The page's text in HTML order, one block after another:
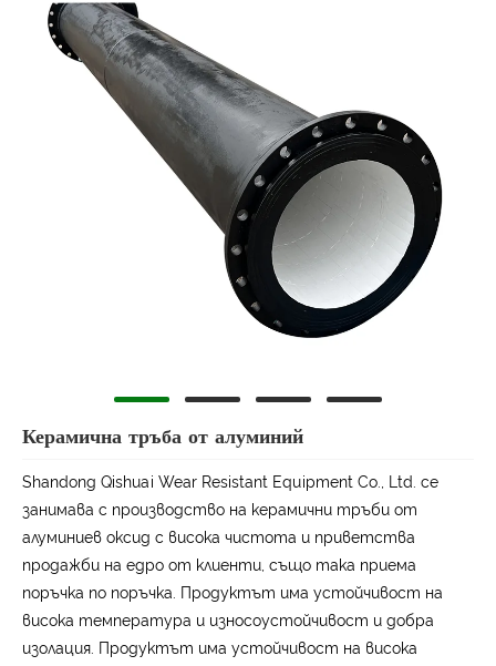
Керамична тръба от алуминий
Shandong Qishuai Wear Resistant Equipment Co., Ltd. се
занимава с производство на керамични тръби от
алуминиев оксид с висока чистота и приветства
продажби на едро от клиенти, също така приема
поръчка по поръчка. Продуктът има устойчивост на
висока температура и износоустойчивост и добра
изолация. Продуктът има устойчивост на висока